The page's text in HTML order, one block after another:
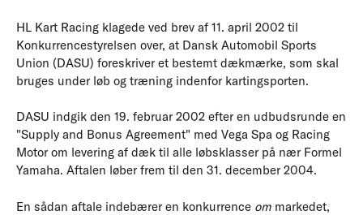
HL Kart Racing klagede ved brev af 11. april 2002 til
Konkurrencestyrelsen over, at Dansk Automobil Sports
Union (DASU) foreskriver et bestemt dækmærke, som skal
bruges under løb og træning indenfor kartingsporten.
DASU indgik den 19. februar 2002 efter en udbudsrunde en
"Supply and Bonus Agreement" med Vega Spa og Racing
Motor om levering af dæk til alle løbsklasser på nær Formel
Yamaha. Aftalen løber frem til den 31. december 2004.
En sådan aftale indebærer en konkurrence om markedet,